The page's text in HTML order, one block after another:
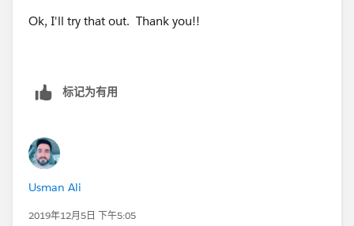
Ok, I'll try that out. Thank you!!
标记为有用
Usman Ali
2019年12月5日 下午5:05